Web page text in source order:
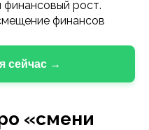
рост.
финансов
сейчас →
«смени